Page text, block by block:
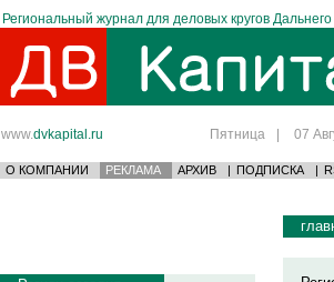
Региональный журнал для деловых кругов
www.dvkapital.ru Пятница | 07
О КОМПАНИИ РЕКЛАМА АРХИВ | ПОДПИСКА |